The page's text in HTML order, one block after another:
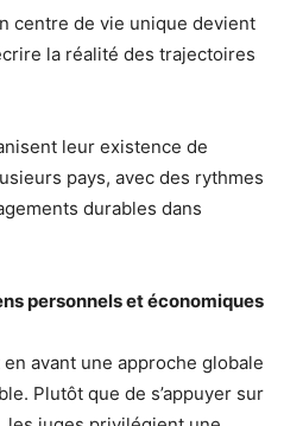
centre de vie unique devient
la réalité des trajectoires
leur existence de
pays, avec des rythmes
durables dans
personnels et économiques
avant une approche globale
Plutôt que de s’appuyer sur